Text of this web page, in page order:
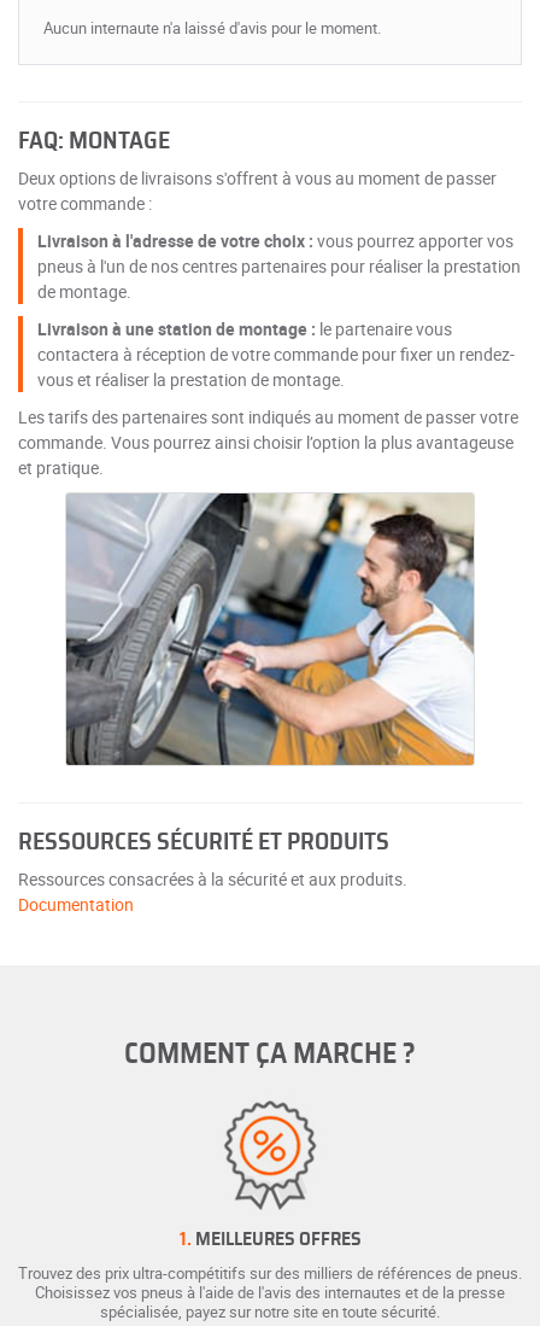
Aucun internaute n'a laissé d'avis pour le moment.
FAQ: MONTAGE
Deux options de livraisons s'offrent à vous au moment de passer
votre commande :
Livraison à l'adresse de votre choix : vous pourrez apporter vos
pneus à l'un de nos centres partenaires pour réaliser la prestation
de montage.
Livraison à une station de montage : le partenaire vous
contactera à réception de votre commande pour fixer un rendez-
vous et réaliser la prestation de montage.
Les tarifs des partenaires sont indiqués au moment de passer votre
commande. Vous pourrez ainsi choisir l’option la plus avantageuse
et pratique.
RESSOURCES SÉCURITÉ ET PRODUITS
Ressources consacrées à la sécurité et aux produits.
Documentation
COMMENT ÇA MARCHE ?
1. MEILLEURES OFFRES
Trouvez des prix ultra-compétitifs sur des milliers de références de pneus.
Choisissez vos pneus à l'aide de l'avis des internautes et de la presse
spécialisée, payez sur notre site en toute sécurité.